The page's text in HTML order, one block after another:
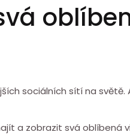
sociálních sítí na
a zobrazit svá oblíbená